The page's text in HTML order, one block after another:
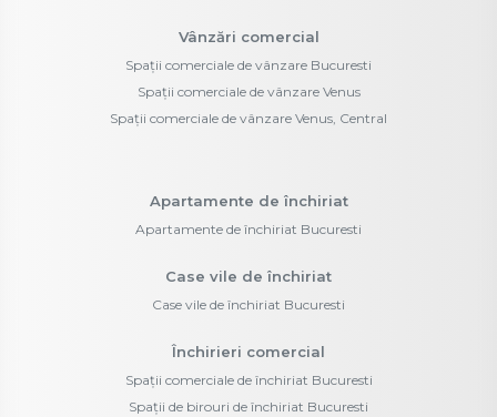
Vânzări comercial
Spații comerciale de vânzare Bucuresti
Spații comerciale de vânzare Venus
Spații comerciale de vânzare Venus, Central
Apartamente de închiriat
Apartamente de închiriat Bucuresti
Case vile de închiriat
Case vile de închiriat Bucuresti
Închirieri comercial
Spații comerciale de închiriat Bucuresti
Spații de birouri de închiriat Bucuresti